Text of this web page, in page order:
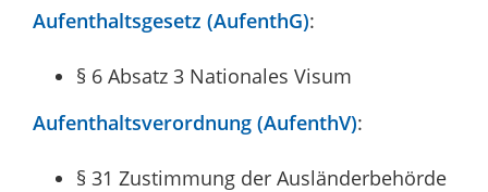
Aufenthaltsgesetz (AufenthG):
§ 6 Absatz 3 Nationales Visum
Aufenthaltsverordnung (AufenthV):
§ 31 Zustimmung der Ausländerbehörde